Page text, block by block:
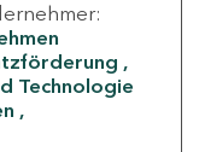
Technologie